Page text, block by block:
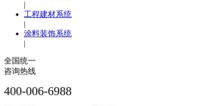
|
工程建材系统
|
涂料装饰系统
|
全国统一
咨询热线
400-006-6988